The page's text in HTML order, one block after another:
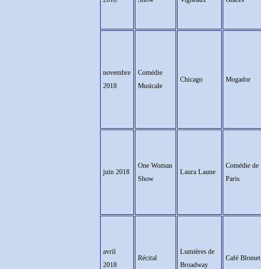
novembre
2018
Comédie
Musicale
Chicago Mogador
juin 2018
One Woman
Show
Laura Laune
Comédie de
Paris
avril
2018
Récital
Lumières de
Broadway
Café Blomet